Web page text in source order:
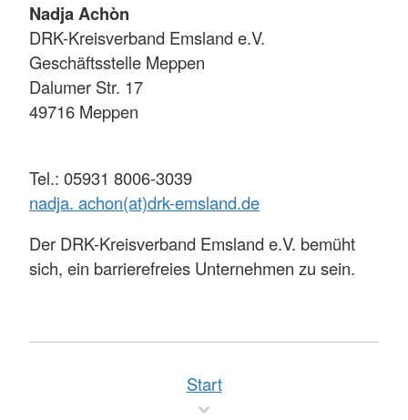
Nadja Achòn
DRK-Kreisverband Emsland e.V.
Geschäftsstelle Meppen
Dalumer Str. 17
49716 Meppen
Tel.: 05931 8006-3039
nadja. achon(at)drk-emsland.de
Der DRK-Kreisverband Emsland e.V. bemüht
sich, ein barrierefreies Unternehmen zu sein.
Start